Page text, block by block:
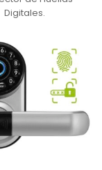
Digitales.